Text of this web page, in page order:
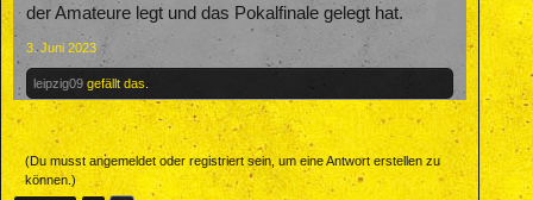
der Amateure legt und das Pokalfinale gelegt hat.
3. Juni 2023
leipzig09 gefällt das.
(Du musst angemeldet oder registriert sein, um eine Antwort erstellen zu
können.)